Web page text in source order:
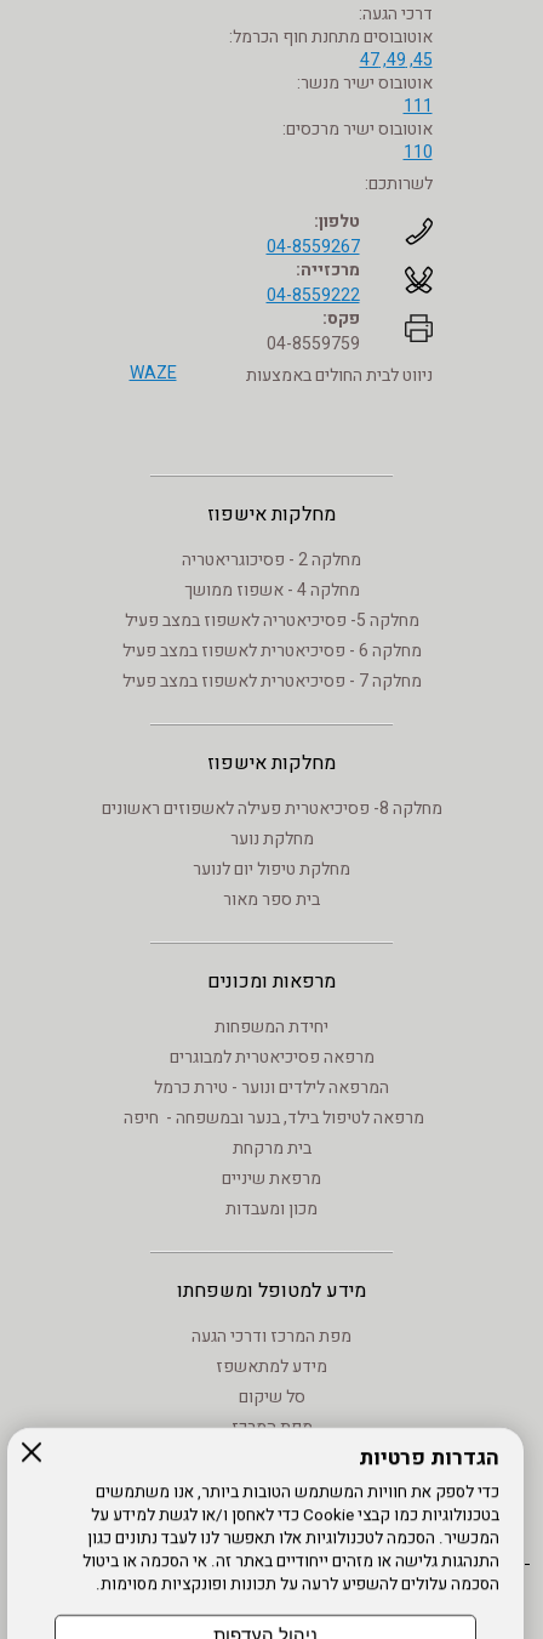
הגדרות פרטיות
כדי לספק את חוויות המשתמש הטובות ביותר, אנו משתמשים
בטכנולוגיות כמו קבצי Cookie כדי לאחסן ו/או לגשת למידע על
המכשיר. הסכמה לטכנולוגיות אלו תאפשר לנו לעבד נתונים כגון
התנהגות גלישה או מזהים ייחודיים באתר זה. אי הסכמה או ביטול
הסכמה עלולים להשפיע לרעה על תכונות ופונקציות מסוימות.
ניהול העדפות
דרכי הגעה:
אוטובוסים מתחנת חוף הכרמל:
45, 49, 47
אוטובוס ישיר מנשר:
111
אוטובוס ישיר מרכסים:
110
לשרותכם:
טלפון:
04-8559267
מרכזייה:
04-8559222
פקס:
04-8559759
ניווט לבית החולים באמצעות
WAZE
מחלקות אישפוז
מחלקה 2 - פסיכוגריאטריה
מחלקה 4 - אשפוז ממושך
מחלקה 5- פסיכיאטריה לאשפוז במצב פעיל
מחלקה 6 - פסיכיאטרית לאשפוז במצב פעיל
מחלקה 7 - פסיכיאטרית לאשפוז במצב פעיל
מחלקות אישפוז
מחלקה 8- פסיכיאטרית פעילה לאשפוזים ראשונים
מחלקת נוער
מחלקת טיפול יום לנוער
בית ספר מאור
מרפאות ומכונים
יחידת המשפחות
מרפאה פסיכיאטרית למבוגרים
המרפאה לילדים ונוער - טירת כרמל
מרפאה לטיפול בילד, בנער ובמשפחה - חיפה
בית מרקחת
מרפאת שיניים
מכון ומעבדות
מידע למטופל ומשפחתו
מפת המרכז ודרכי הגעה
מידע למתאשפז
סל שיקום
מפת המרכז
טיפול בנזעי חשמל
מידע שימוש - קישורים לאתרים
מפת אתר
הרשמה